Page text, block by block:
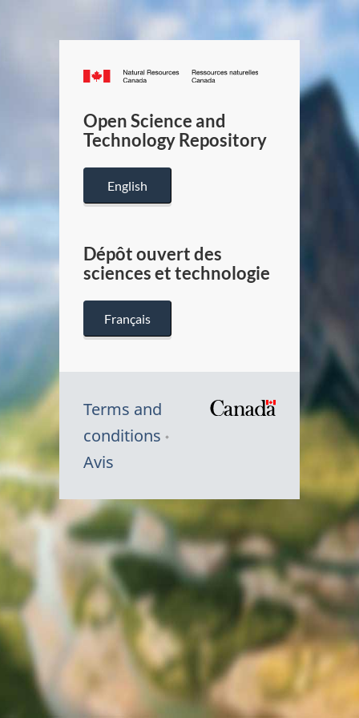
Canada.ca
/
Canada
Open Science and
Technology Repository
English
Dépôt ouvert des
sciences et technologie
Français
Terms and
conditions
Avis
Canada